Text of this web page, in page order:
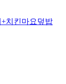
치킨마요덮밥